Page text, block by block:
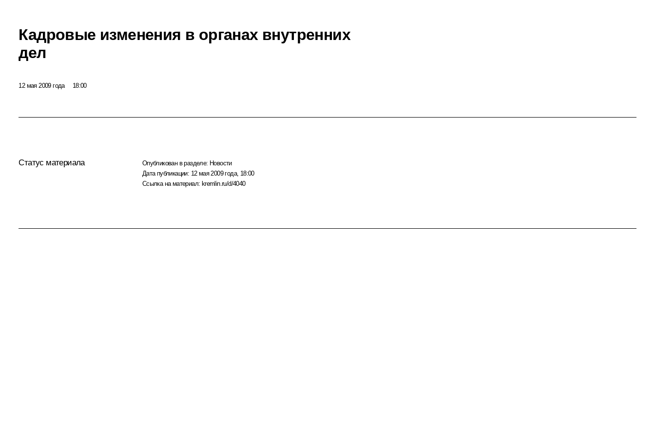
Кадровые изменения в органах внутренних
дел
12 мая 2009 года 18:00
Статус материала Опубликован в разделе: Новости
Дата публикации: 12 мая 2009 года, 18:00
Ссылка на материал: kremlin.ru/d/4040